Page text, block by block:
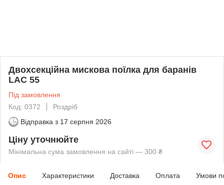
Двохсекційна мискова поїлка для баранів
LAC 55
Під замовлення
Код: 0372
Роздріб
Відправка з 17 серпня 2026
Ціну уточнюйте
Мінімальна сума замовлення на сайті — 300 ₴
Опис Характеристики Доставка Оплата Умови